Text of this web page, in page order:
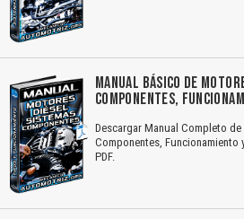
MANUAL BÁSICO DE
COMPONENTES,
Descargar Manual Completo
Componentes, Funcionamiento
PDF.